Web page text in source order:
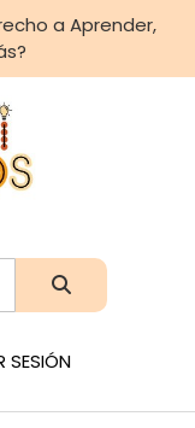
a Aprender,
SESIÓN